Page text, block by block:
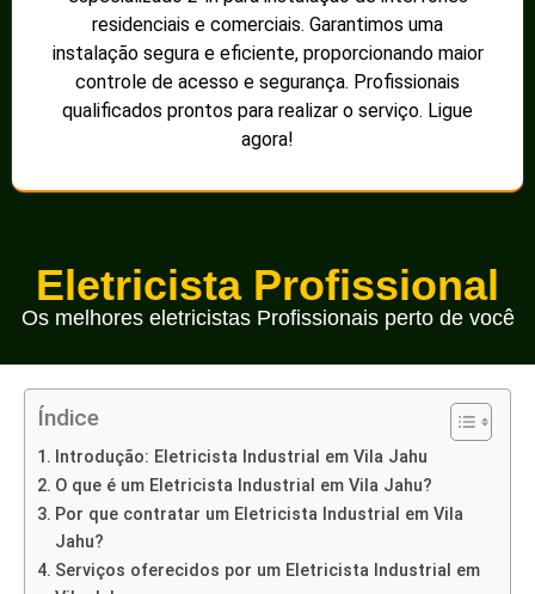
residenciais e comerciais. Garantimos uma
instalação segura e eficiente, proporcionando maior
controle de acesso e segurança. Profissionais
qualificados prontos para realizar o serviço. Ligue
agora!
Eletricista Profissional
Os melhores eletricistas Profissionais perto de você
Índice
Introdução: Eletricista Industrial em Vila Jahu
O que é um Eletricista Industrial em Vila Jahu?
Por que contratar um Eletricista Industrial em Vila
Jahu?
Serviços oferecidos por um Eletricista Industrial em